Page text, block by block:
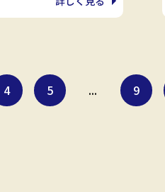
4 5 ... 9